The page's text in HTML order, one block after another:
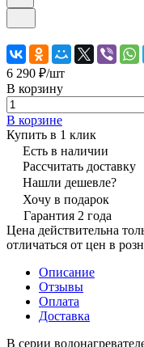
6 290 ₽/шт
В корзину
В корзине
Купить в 1 клик
Есть в наличии
Рассчитать доставку
Нашли дешевле?
Хочу в подарок
Гарантия 2 года
Цена действительна
отличаться от цен в
Описание
Отзывы
Оплата
Доставка
В серии